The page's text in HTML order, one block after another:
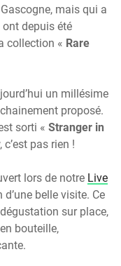
mais qui a
depuis été
collection « Rare
un millésime
proposé.
sorti « Stranger in
pas rien !
lors de notre Live
d’une belle visite. Ce
sur place,
bouteille,